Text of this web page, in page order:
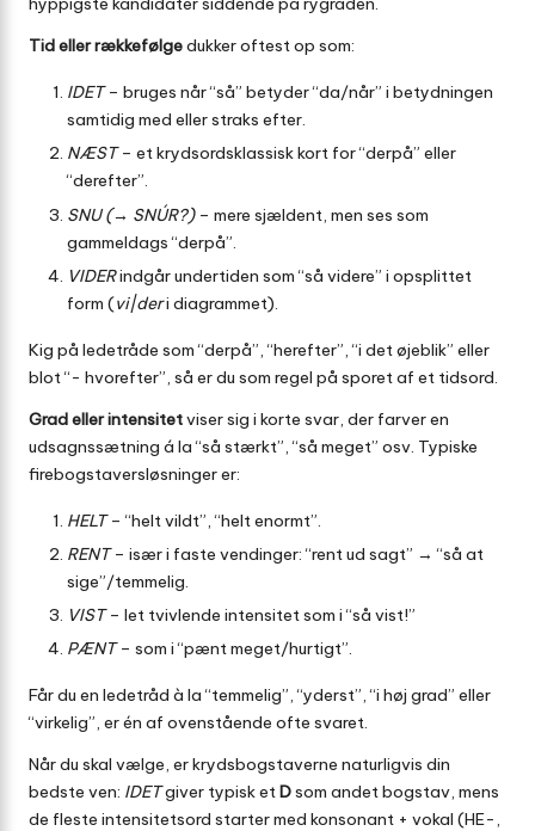
Tid eller rækkefølgedukker oftest op som:
IDET– bruges når “så” betyder “da/når” i betydningen
samtidig med eller straks efter.
NÆST– et krydsordsklassisk kort for “derpå” eller
“derefter”.
SNU (→ SNÚR?)– mere sjældent, men ses som
gammeldags “derpå”.
VIDERindgår undertiden som “så videre” i opsplittet
form (vi|deri diagrammet).
Kig på ledetråde som “derpå”, “herefter”, “i det øjeblik” eller
blot “- hvorefter”, så er du som regel på sporet af et tidsord.
Grad eller intensitetviser sig i korte svar, der farver en
udsagnssætning á la “så stærkt”, “så meget” osv. Typiske
firebogstaversløsninger er:
HELT– “helt vildt”, “helt enormt”.
RENT– især i faste vendinger: “rent ud sagt” → “så at
sige”/temmelig.
VIST– let tvivlende intensitet som i “så vist!”
PÆNT– som i “pænt meget/hurtigt”.
Får du en ledetråd à la “temmelig”, “yderst”, “i høj grad” eller
“virkelig”, er én af ovenstående ofte svaret.
Når du skal vælge, er krydsbogstaverne naturligvis din
bedste ven: IDETgiver typisk etDsom andet bogstav, mens
de fleste intensitetsord starter med konsonant + vokal (HE-,